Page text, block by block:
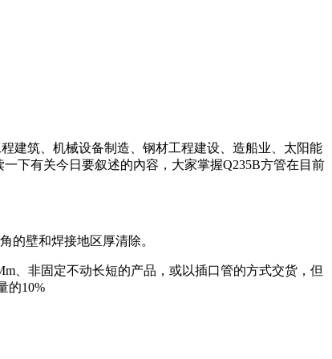
建筑、机械设备制造、钢材工程建设、造船业、太阳能
下有关今日要叙述的內容，大家掌握Q235B方管在目前
的壁和焊接地区厚清除。
、非固定不动长短的产品，或以插口管的方式交货，但
的10%